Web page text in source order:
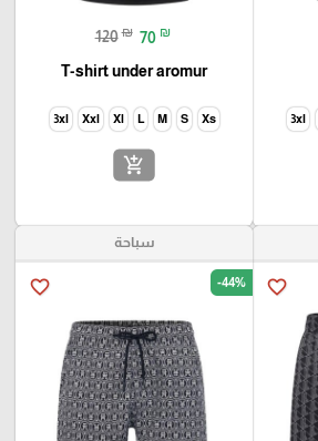
3xl
120 ₪ 70 ₪
T-shirt under aromur
Xs
S
M
L
Xl
Xxl
3xl
add_shopping_cart
favorite_border
سباحة
favorite_border -44%